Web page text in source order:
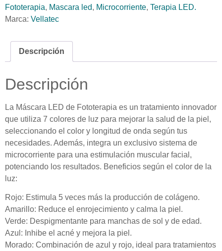
Fototerapia, Mascara led, Microcorriente, Terapia LED.
Marca: Vellatec
Descripción
Descripción
La Máscara LED de Fototerapia es un tratamiento innovador
que utiliza 7 colores de luz para mejorar la salud de la piel,
seleccionando el color y longitud de onda según tus
necesidades. Además, integra un exclusivo sistema de
microcorriente para una estimulación muscular facial,
potenciando los resultados. Beneficios según el color de la
luz:
Rojo: Estimula 5 veces más la producción de colágeno.
Amarillo: Reduce el enrojecimiento y calma la piel.
Verde: Despigmentante para manchas de sol y de edad.
Azul: Inhibe el acné y mejora la piel.
Morado: Combinación de azul y rojo, ideal para tratamientos